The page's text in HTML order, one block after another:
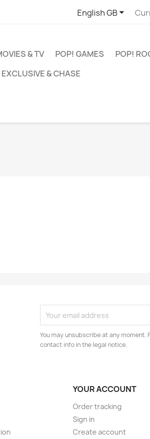
English GB
& TV POP! GAMES POP!
& CHASE
You may unsubscribe at any
contact info in the legal notice.
YOUR ACCOUNT
Order tracking
Sign in
Create account